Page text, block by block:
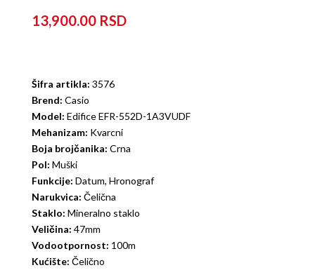
13,900.00
Šifra artikla: 3576
Brend: Casio
Model: EdificeEFR-552D-1A3VUDF
Mehanizam: Kvarcni
Boja brojčanika: Crna
Pol: Muški
Funkcije: Datum, Hronograf
Narukvica: Čelična
Staklo: Mineralno staklo
Veličina: 47mm
Vodootpornost: 100m
Kućište: Čelično